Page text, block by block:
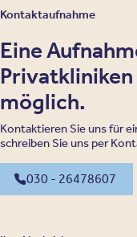
Kontaktaufnahme
Eine
Privatkliniken
möglich.
Kontaktieren Sie uns für
schreiben Sie uns per
030 - 26478607